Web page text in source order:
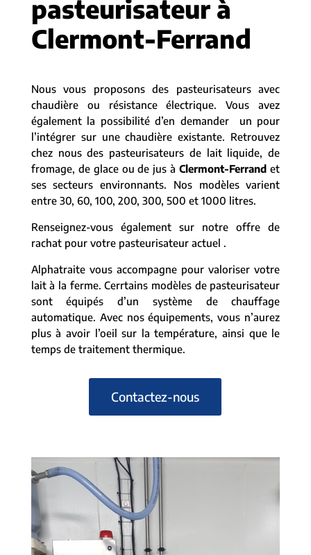
pasteurisateur à
Clermont-Ferrand
Nous vous proposons des pasteurisateurs avec
chaudière ou résistance électrique. Vous avez
également la possibilité d’en demander un pour
l’intégrer sur une chaudière existante. Retrouvez
chez nous des pasteurisateurs de lait liquide, de
fromage, de glace ou de jus àClermont-Ferrand et
ses secteurs environnants. Nos modèles varient
entre 30, 60, 100, 200, 300, 500 et 1000 litres.
Renseignez-vous également sur notre offre de
rachat pour votre pasteurisateur actuel .
Alphatraite vous accompagne pour valoriser votre
lait à la ferme. Cerrtains modèles de pasteurisateur
sont équipés d’un système de chauffage
automatique. Avec nos équipements, vous n’aurez
plus à avoir l’oeil sur la température, ainsi que le
temps de traitement thermique.
Contactez-nous